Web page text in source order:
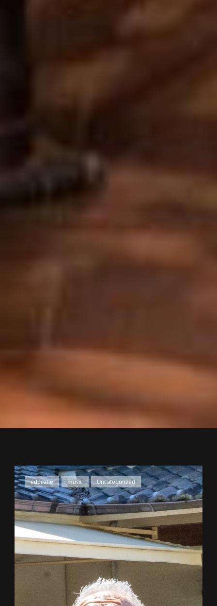
Cat
Links
educatie , music , Uncategorized